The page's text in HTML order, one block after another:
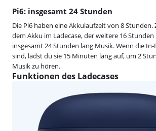
Pi6: insgesamt 24 Stunden
Die Pi6 haben eine Akkulaufzeit von 8
dem Akku im Ladecase, der weitere 16
insgesamt 24 Stunden lang Musik. Wenn die
sind, lädst du sie 15 Minuten lang auf, um 2
Musik zu hören.
Funktionen des Ladecases